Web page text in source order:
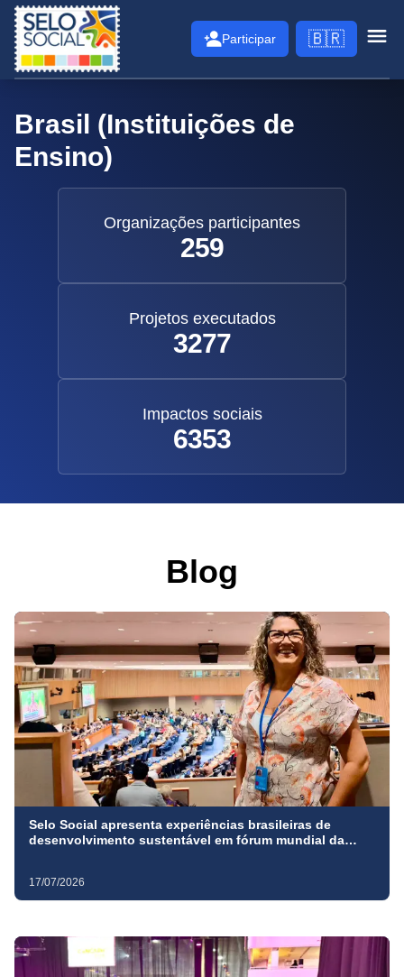
Selo Social
Participar 🇧🇷
Brasil (Instituições de
Ensino)
Organizações participantes
259
Projetos executados
3277
Impactos sociais
6353
Blog
Selo Social apresenta experiências brasileiras de
desenvolvimento sustentável em fórum mundial da
17/07/2026